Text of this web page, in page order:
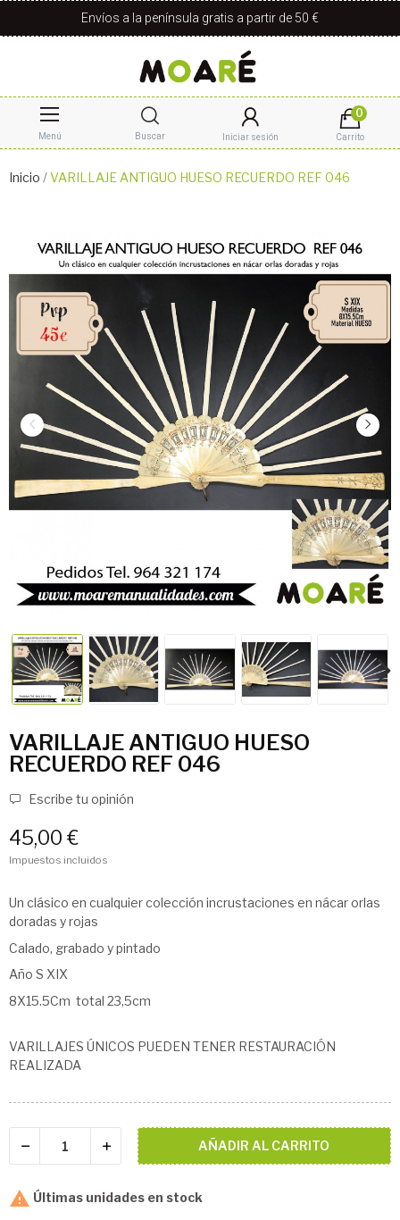
Envíos a la península gratis a partir de 50 €
Menú Buscar Iniciar sesión
0
Carrito
Inicio VARILLAJE ANTIGUO HUESO RECUERDO REF 046
VARILLAJE ANTIGUO HUESO
RECUERDO REF 046
Escribe tu opinión
45,00 €
Impuestos incluidos
Un clásico en cualquier colección incrustaciones en nácar orlas
doradas y rojas
Calado, grabado y pintado
Año S XIX
8X15.5Cm total 23,5cm
VARILLAJES ÚNICOS PUEDEN TENER RESTAURACIÓN
REALIZADA
AÑADIR AL CARRITO
 Últimas unidades en stock